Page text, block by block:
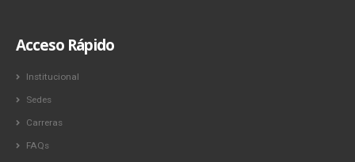
Acceso Rápido
Institucional
Sedes
Carreras
FAQs